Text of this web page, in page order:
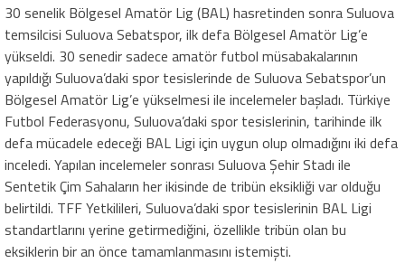
30 senelik Bölgesel Amatör Lig (BAL) hasretinden sonra Suluova
temsilcisi Suluova Sebatspor, ilk defa Bölgesel Amatör Lig’e
yükseldi. 30 senedir sadece amatör futbol müsabakalarının
yapıldığı Suluova’daki spor tesislerinde de Suluova Sebatspor’un
Bölgesel Amatör Lig’e yükselmesi ile incelemeler başladı. Türkiye
Futbol Federasyonu, Suluova’daki spor tesislerinin, tarihinde ilk
defa mücadele edeceği BAL Ligi için uygun olup olmadığını iki defa
inceledi. Yapılan incelemeler sonrası Suluova Şehir Stadı ile
Sentetik Çim Sahaların her ikisinde de tribün eksikliği var olduğu
belirtildi. TFF Yetkilileri, Suluova’daki spor tesislerinin BAL Ligi
standartlarını yerine getirmediğini, özellikle tribün olan bu
eksiklerin bir an önce tamamlanmasını istemişti.